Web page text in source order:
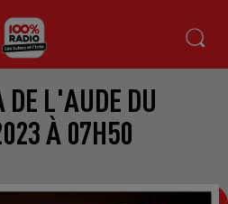
L'AUDE DU
À 07H50